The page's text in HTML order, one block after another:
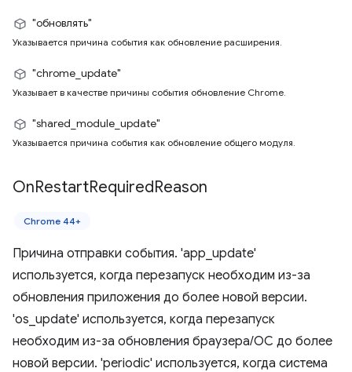
"обновлять"
Указывается причина события как обновление расширения.
"chrome_update"
Указывает в качестве причины события обновление Chrome.
"shared_module_update"
Указывается причина события как обновление общего модуля.
OnRestartRequiredReason
Chrome 44+
Причина отправки события. 'app_update'
используется, когда перезапуск необходим из-за
обновления приложения до более новой версии.
'os_update' используется, когда перезапуск
необходим из-за обновления браузера/ОС до более
новой версии. 'periodic' используется, когда система